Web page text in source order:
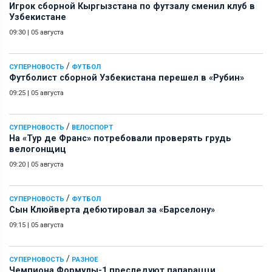
Игрок сборной Кыргызстана по футзалу сменил клуб в
Узбекистане
09:30 | 05 августа
СУПЕРНОВОСТЬ / ФУТБОЛ
Футболист сборной Узбекистана перешел в «Рубин»
09:25 | 05 августа
СУПЕРНОВОСТЬ / ВЕЛОСПОРТ
На «Тур де Франс» потребовали проверять грудь
велогонщиц
09:20 | 05 августа
СУПЕРНОВОСТЬ / ФУТБОЛ
Сын Клюйверта дебютировал за «Барселону»
09:15 | 05 августа
СУПЕРНОВОСТЬ / РАЗНОЕ